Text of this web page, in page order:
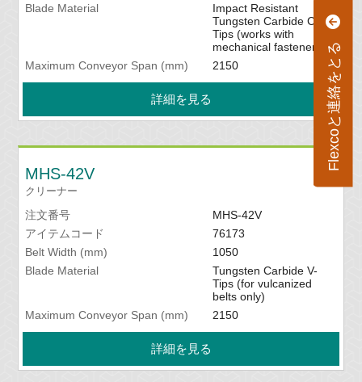
Flexcoと連絡をとる
Blade Material
Impact Resistant
Tungsten Carbide C-
Tips (works with
mechanical fasteners)
Maximum Conveyor Span (mm)
2150
詳細を見る
MHS-42V
クリーナー
注文番号
MHS-42V
アイテムコード
76173
Belt Width (mm)
1050
Blade Material
Tungsten Carbide V-
Tips (for vulcanized
belts only)
Maximum Conveyor Span (mm)
2150
詳細を見る